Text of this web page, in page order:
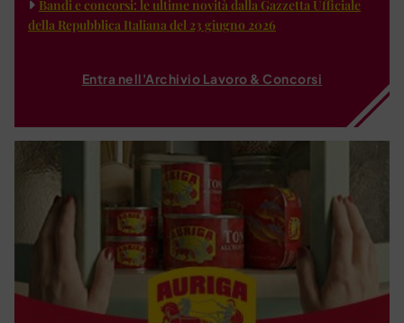
Bandi e concorsi: le ultime novità dalla Gazzetta Ufficiale
della Repubblica Italiana del 23 giugno 2026
Entra nell'Archivio Lavoro & Concorsi